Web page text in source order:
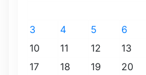
3
4 5 6
10
11 12 13
17
18 19 20